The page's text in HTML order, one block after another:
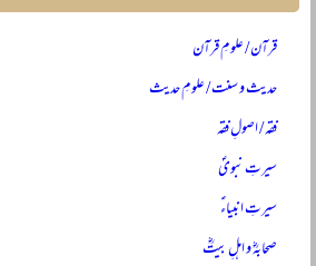
قرآن / علومِ قرآن
حدیث و سنت / علومِ حدیث
فقہ / اصولِ فقہ
سیرتِ نبویؐ
سیرتِ انبیاءؑ
صحابہؓ و اہلِ بیتؓ